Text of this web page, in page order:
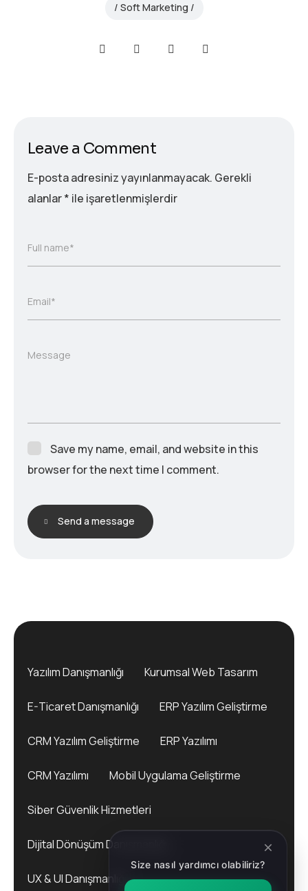
Soft Marketing
Leave a Comment
E-posta adresiniz yayınlanmayacak. Gerekli
alanlar* ile işaretlenmişlerdir
Full name*
Email*
Message
Save my name, email, and website in this
browser for the next time I comment.
Send a message
Yazılım Danışmanlığı Kurumsal Web Tasarım
E-Ticaret Danışmanlığı ERP Yazılım Geliştirme
CRM Yazılım Geliştirme ERP Yazılımı
CRM Yazılımı Mobil Uygulama Geliştirme
Siber Güvenlik Hizmetleri
Dijital Dönüşüm Danışmanlığı
UX & UI Danışmanlığı
Size nasıl yardımcı olabiliriz?